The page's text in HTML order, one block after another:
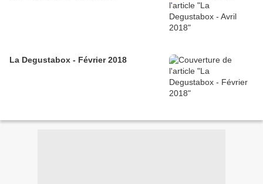
La Degustabox - Février 2018